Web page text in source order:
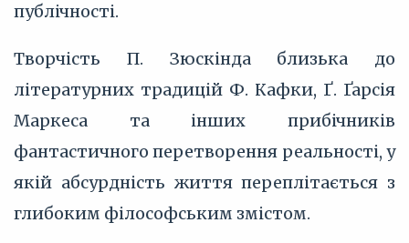
публічності.
Творчість П. Зюскінда близька до
літературних традицій Ф. Кафки, Ґ. Ґарсія
Маркеса та інших прибічників
фантастичного перетворення реальності, у
якій абсурдність життя переплітається з
глибоким філософським змістом.